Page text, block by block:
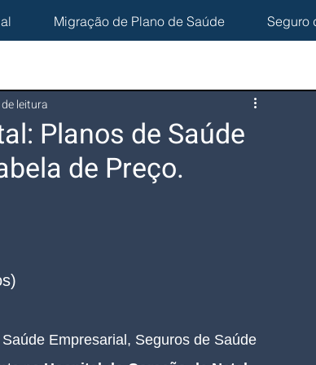
Migração de Plano de Saúde Seguro
Planos de Saúde
de Preço.
leitura
Empresarial, Seguros de Saúde